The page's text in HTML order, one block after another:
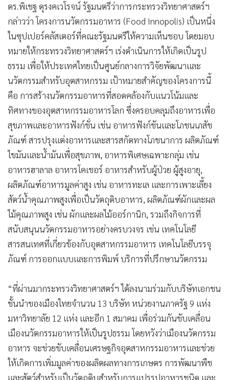
• กองทุนรวม
• Celeb Online
• Factcheck
• ญี่ปุ่น
• News1
•
Gotomanager
ดร.พิเชฐ ดุรงคเวโรจน์ รัฐมนตรีว่าการกระทรวงวิทยาศาสตร์ฯ
กล่าวว่า โครงการนวัตกรรมอาหาร (Food Innopolis) เป็นหนึ่ง
ในซุปเปอร์คลัสเตอร์ที่คณะรัฐมนตรีให้ความเห็นชอบ โดยมอบ
หมายให้กระทรวงวิทยาศาสตร์ฯ เร่งดำเนินการให้เกิดเป็นรูป
ธรรม เพื่อให้ประเทศไทยเป็นศูนย์กลางการวิจัยพัฒนาและ
นวัตกรรมสำหรับอุตสาหกรรม เป้าหมายสำคัญของโครงการนี้
คือ การสร้างนวัตกรรมอาหารที่สอดคล้องกับแนวโน้มและ
ทิศทางของอุตสาหกรรมอาหารโลก ซึ่งครอบคลุมถึงอาหารเพื่อ
สุขภาพและอาหารฟังก์ชั่น เช่น อาหารฟังก์ชันและโภชนเภสัช
ภัณฑ์ สารปรุงแต่งอาหารและสารสกัดทางโภชนาการ ผลิตภัณฑ์
ไขมันและน้ำมันเพื่อสุขภาพ, อาหารพิเศษเฉพาะกลุ่ม เช่น
อาหารฮาลาล อาหารโคเชอร์ อาหารสำหรับผู้ป่วย ผู้สูงอายุ,
ผลิตภัณฑ์อาหารมูลค่าสูง เช่น อาหารทะเล และการเพาะเลี้ยง
สัตว์น้ำคุณภาพสูงเพื่อเป็นวัตถุดิบอาหาร, ผลิตภัณฑ์ผักและผล
ไม้คุณภาพสูง เช่น ผักและผลไม้ออร์กานิก, รวมถึงกิจการที่
สนับสนุนนวัตกรรมอาหารอย่างครบวงจร เช่น เทคโนโลยี
สารสนเทศที่เกี่ยวข้องกับอุตสาหกรรมอาหาร เทคโนโลยีบรรจุ
ภัณฑ์ การออกแบบและการพิมพ์ บริการที่ปรึกษานวัตกรรม
“ที่ผ่านมากระทรวงวิทยาศาสตร์ฯ ได้ลงนามร่วมกับบริษัทเอกชน
ชั้นนำของเมืองไทยจำนวน 13 บริษัท หน่วยงานภาครัฐ 9 แห่ง
มหาวิทยาลัย 12 แห่ง และอีก 1 สมาคม เพื่อร่วมกันขับเคลื่อน
เมืองนวัตกรรมอาหารให้เป็นรูปธรรม โดยหวังว่าเมืองนวัตกรรม
อาหาร จะช่วยขับเคลื่อนเศรษฐกิจอุตสาหกรรมอาหารและช่วย
ให้เกิดการเพิ่มมูลค่าของผลิตผลทางการเกษตร การพัฒนาพืช
และสัตว์สำหรับเป็นวัตถุดิบสำหรับการแปรรูปอาหารชนิด และ